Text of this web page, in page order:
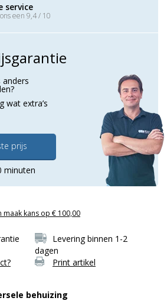
service
een 9,4 / 10
wat extra’s
prijs
minuten
maak kans op € 100,00
Levering binnen 1-2
dagen
Print artikel
behuizing